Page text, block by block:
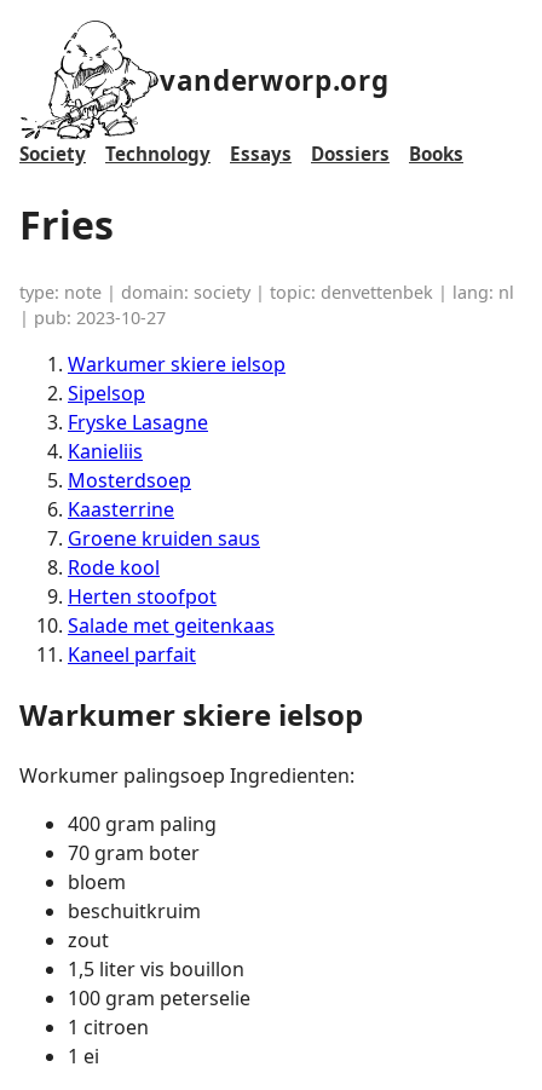
vanderworp.org
Society Technology Essays Dossiers Books
Fries
type: note | domain: society | topic: denvettenbek | lang: nl
| pub: 2023-10-27
Warkumer skiere ielsop
Sipelsop
Fryske Lasagne
Kanieliis
Mosterdsoep
Kaasterrine
Groene kruiden saus
Rode kool
Herten stoofpot
Salade met geitenkaas
Kaneel parfait
Warkumer skiere ielsop
Workumer palingsoep Ingredienten:
400 gram paling
70 gram boter
bloem
beschuitkruim
zout
1,5 liter vis bouillon
100 gram peterselie
1 citroen
1 ei